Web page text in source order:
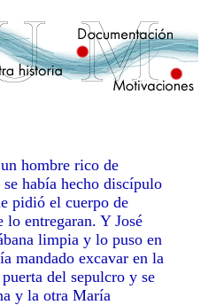
hombre rico de
había hecho discípulo
pidió el cuerpo de
lo entregaran. Y José
limpia y lo puso en
mandado excavar en la
del sepulcro y se
y la otra María